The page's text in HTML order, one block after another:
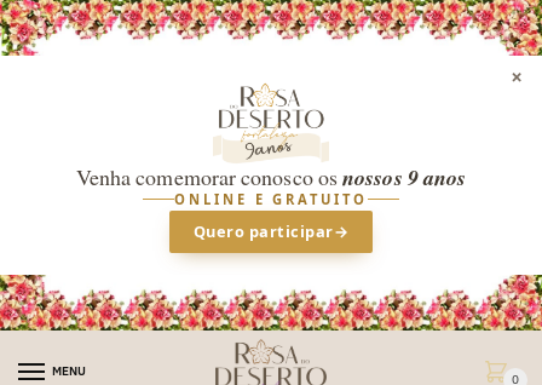
×
Venha comemorar conosco osnossos 9 anos
ONLINE E GRATUITO
Quero participar→
MENU
0